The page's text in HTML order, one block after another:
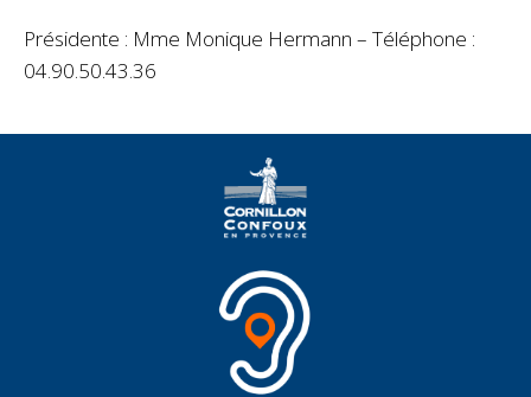
Présidente : Mme Monique Hermann – Téléphone :
04.90.50.43.36